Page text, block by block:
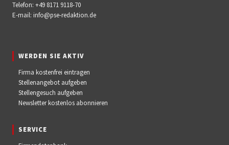
Telefon: +49 8171 9118-70
E-mail: info@pse-redaktion.de
WERDEN SIE AKTIV
Firma kostenfrei eintragen
Stellenangebot aufgeben
Stellengesuch aufgeben
Newsletter kostenlos abonnieren
SERVICE